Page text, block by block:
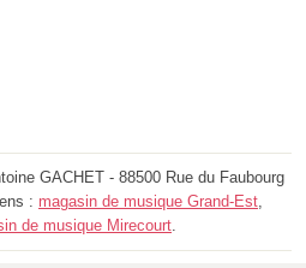
GACHET - 88500 Rue du Faubourg
: magasin de musique Grand-Est,
de musique Mirecourt.